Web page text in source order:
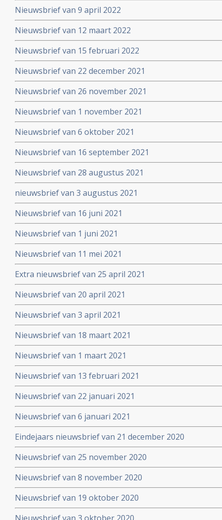
Nieuwsbrief van 9 april 2022
Nieuwsbrief van 12 maart 2022
Nieuwsbrief van 15 februari 2022
Nieuwsbrief van 22 december 2021
Nieuwsbrief van 26 november 2021
Nieuwsbrief van 1 november 2021
Nieuwsbrief van 6 oktober 2021
Nieuwsbrief van 16 september 2021
Nieuwsbrief van 28 augustus 2021
nieuwsbrief van 3 augustus 2021
Nieuwsbrief van 16 juni 2021
Nieuwsbrief van 1 juni 2021
Nieuwsbrief van 11 mei 2021
Extra nieuwsbrief van 25 april 2021
Nieuwsbrief van 20 april 2021
Nieuwsbrief van 3 april 2021
Nieuwsbrief van 18 maart 2021
Nieuwsbrief van 1 maart 2021
Nieuwsbrief van 13 februari 2021
Nieuwsbrief van 22 januari 2021
Nieuwsbrief van 6 januari 2021
Eindejaars nieuwsbrief van 21 december 2020
Nieuwsbrief van 25 november 2020
Nieuwsbrief van 8 november 2020
Nieuwsbrief van 19 oktober 2020